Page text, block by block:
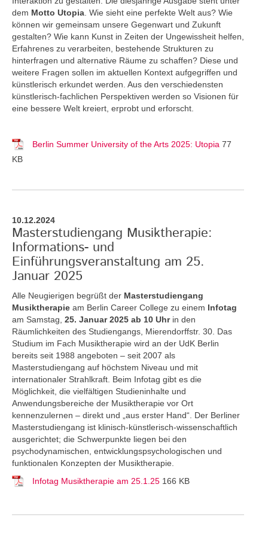
dem Motto Utopia . Wie sieht eine perfekte Welt aus? Wie
können wir gemeinsam unsere Gegenwart und Zukunft
gestalten? Wie kann Kunst in Zeiten der Ungewissheit helfen,
Erfahrenes zu verarbeiten, bestehende Strukturen zu
hinterfragen und alternative Räume zu schaffen? Diese und
weitere Fragen sollen im aktuellen Kontext aufgegriffen und
künstlerisch erkundet werden. Aus den verschiedensten
künstlerisch-fachlichen Perspektiven werden so Visionen für
eine bessere Welt kreiert, erprobt und erforscht.
Berlin Summer University of the Arts 2025: Utopia 77
KB
10.12.2024
Masterstudiengang Musiktherapie:
Informations- und
Einführungsveranstaltung am 25.
Januar 2025
Alle Neugierigen begrüßt der Masterstudiengang
Musiktherapie am Berlin Career College zu einem Infotag
am Samstag, 25. Januar 2025 ab 10 Uhrin den
Räumlichkeiten des Studiengangs, Mierendorffstr. 30. Das
Studium im Fach Musiktherapie wird an der UdK Berlin
bereits seit 1988 angeboten – seit 2007 als
Masterstudiengang auf höchstem Niveau und mit
internationaler Strahlkraft. Beim Infotag gibt es die
Möglichkeit, die vielfältigen Studieninhalte und
Anwendungsbereiche der Musiktherapie vor Ort
kennenzulernen – direkt und „aus erster Hand“. Der Berliner
Masterstudiengang ist klinisch-künstlerisch-wissenschaftlich
ausgerichtet; die Schwerpunkte liegen bei den
psychodynamischen, entwicklungspsychologischen und
funktionalen Konzepten der Musiktherapie.
Infotag Musiktherapie am 25.1.25 166 KB